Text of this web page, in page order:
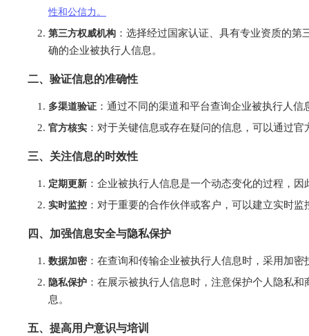
性和公信力。
第三方权威机构 ：选择经过国家认证、具有专业资质的
确的企业被执行人信息。
二、验证信息的准确性
多渠道验证 ：通过不同的渠道和平台查询企业被执行人
官方核实 ：对于关键信息或存在疑问的信息，可以通过
三、关注信息的时效性
定期更新 ：企业被执行人信息是一个动态变化的过程，
实时监控 ：对于重要的合作伙伴或客户，可以建立实时
四、加强信息安全与隐私保护
数据加密：在查询和传输企业被执行人信息时，采用加
隐私保护 ：在展示被执行人信息时，注意保护个人隐私
息。
五、提高用户意识与培训